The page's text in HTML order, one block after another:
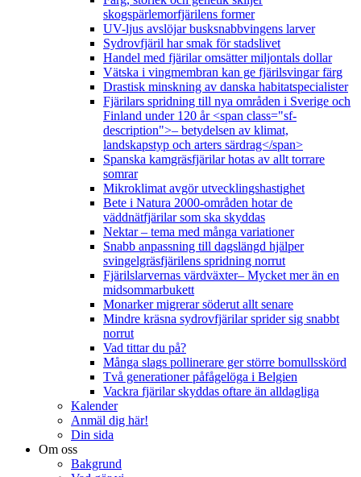
skogspärlemorfjärilens former
UV-ljus avslöjar busksnabbvingens larver
Sydrovfjäril har smak för stadslivet
Handel med fjärilar omsätter miljontals dollar
Vätska i vingmembran kan ge fjärilsvingar färg
Drastisk minskning av danska habitatspecialister
Fjärilars spridning till nya områden i Sverige och
Finland under 120 år <span class="sf-
description">– betydelsen av klimat,
landskapstyp och arters särdrag</span>
Spanska kamgräsfjärilar hotas av allt torrare
somrar
Mikroklimat avgör utvecklingshastighet
Bete i Natura 2000-områden hotar de
väddnätfjärilar som ska skyddas
Nektar – tema med många variationer
Snabb anpassning till dagslängd hjälper
svingelgräsfjärilens spridning norrut
Fjärilslarvernas värdväxter– Mycket mer än en
midsommarbukett
Monarker migrerar söderut allt senare
Mindre kräsna sydrovfjärilar sprider sig snabbt
norrut
Vad tittar du på?
Många slags pollinerare ger större bomullsskörd
Två generationer påfågelöga i Belgien
Vackra fjärilar skyddas oftare än alldagliga
Kalender
Anmäl dig här!
Din sida
Om oss
Bakgrund